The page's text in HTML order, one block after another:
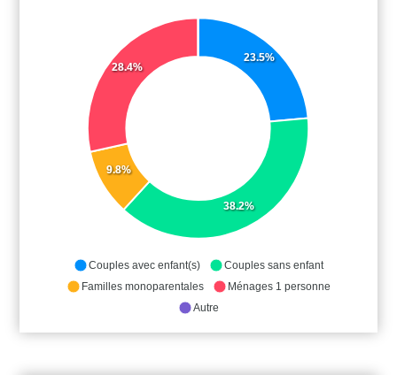
23.5%
38.2%
9.8%
28.4%
Couples avec enfant(s)
Couples sans enfant
Familles monoparentales
Ménages 1 personne
Autre